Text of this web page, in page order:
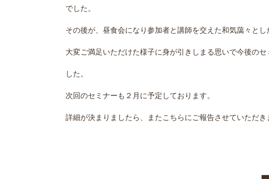
でした。
その後が、昼食会になり参加者と講師を交えた和気藹々と
大変ご満足いただけた様子に身が引きしまる思いで今後の
した。
次回のセミナーも２月に予定しております。
詳細が決まりましたら、またこちらにご報告させていただ